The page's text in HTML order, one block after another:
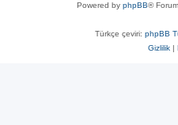
Powered by phpBB®
Türkçe çeviri: phpBB
Gizlilik |